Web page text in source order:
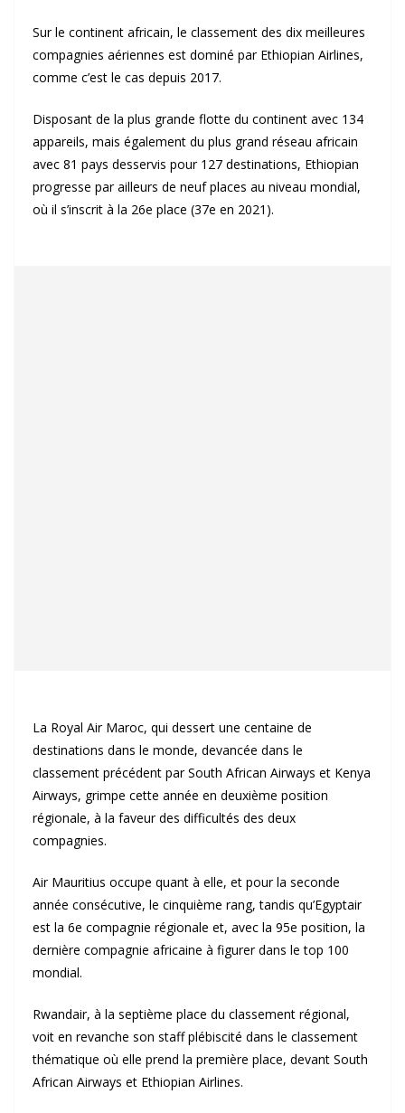
Sur le continent africain, le classement des dix meilleures
compagnies aériennes est dominé par Ethiopian Airlines,
comme c’est le cas depuis 2017.
Disposant de la plus grande flotte du continent avec 134
appareils, mais également du plus grand réseau africain
avec 81 pays desservis pour 127 destinations, Ethiopian
progresse par ailleurs de neuf places au niveau mondial,
où il s’inscrit à la 26e place (37e en 2021).
La Royal Air Maroc, qui dessert une centaine de
destinations dans le monde, devancée dans le
classement précédent par South African Airways et Kenya
Airways, grimpe cette année en deuxième position
régionale, à la faveur des difficultés des deux
compagnies.
Air Mauritius occupe quant à elle, et pour la seconde
année consécutive, le cinquième rang, tandis qu’Egyptair
est la 6e compagnie régionale et, avec la 95e position, la
dernière compagnie africaine à figurer dans le top 100
mondial.
Rwandair, à la septième place du classement régional,
voit en revanche son staff plébiscité dans le classement
thématique où elle prend la première place, devant South
African Airways et Ethiopian Airlines.